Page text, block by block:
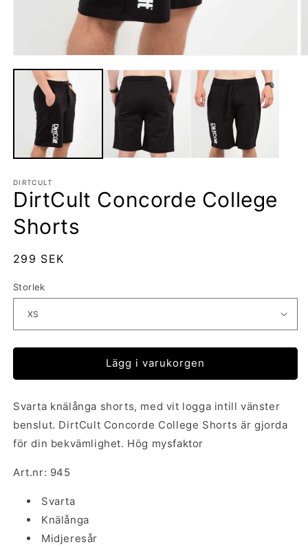
mediet
modalfönster
DIRTCULT
DirtCult Concorde College
Shorts
Ordinarie
299 SEK
Storlek
Lägg i varukorgen
Svarta knälånga shorts, med vit logga intill vänster
benslut. DirtCult Concorde College Shorts är gjorda
för din bekvämlighet. Hög mysfaktor
Art.nr: 945
Svarta
Knälånga
Midjeresår